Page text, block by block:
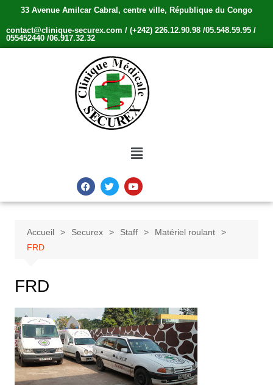
33 Avenue Amilcar Cabral, centre ville, République du Congo
contact@clinique-securex.com / (+242) 226.12.90.98 /05.548.59.95 /
055452440 /06.917.32.32
Accueil Securex Staff
Matériel roulant
FRD
FRD